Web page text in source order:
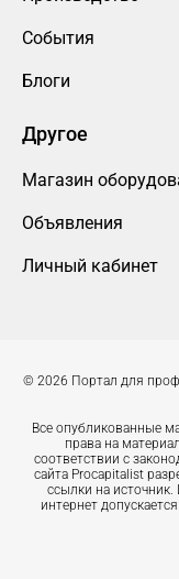
События
Блоги
Другое
Магазин
Объявления
Личный кабинет
© 2026 Портал для
Все опубликованные
права на
соответствии с
сайта Procapitalist
ссылки на источник.
интернет